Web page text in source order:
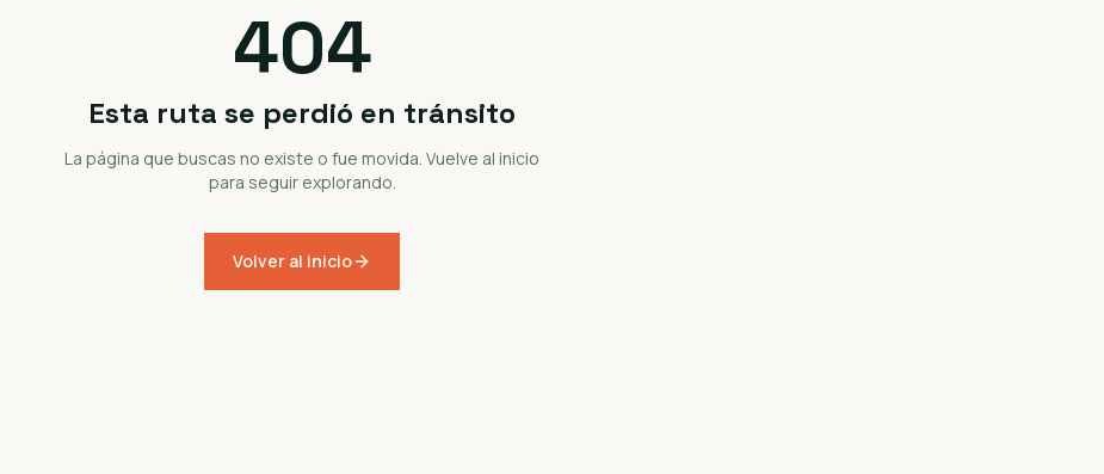
404
Esta ruta se perdió en tránsito
La página que buscas no existe o fue movida. Vuelve al inicio
para seguir explorando.
Volver al inicio